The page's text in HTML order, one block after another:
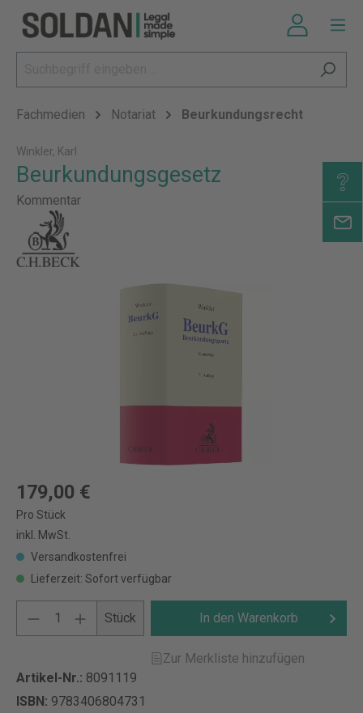
Fachmedien Notariat Beurkundungsrecht
Winkler, Karl
Beurkundungsgesetz
Kommentar
179,00 €
Pro Stück
inkl. MwSt.
Versandkostenfrei
Lieferzeit: Sofort verfügbar
Stück In den Warenkorb
Zur Merkliste hinzufügen
Artikel-Nr.: 8091119
ISBN: 9783406804731